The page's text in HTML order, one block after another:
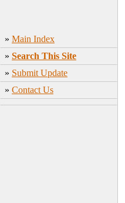
» Main Index
» Search This Site
» Submit Update
» Contact Us